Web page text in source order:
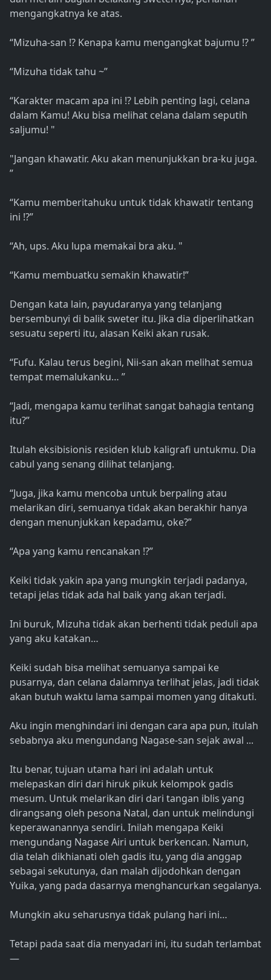
mengangkatnya ke atas.
“Mizuha-san !? Kenapa kamu mengangkat bajumu !? ”
“Mizuha tidak tahu ~”
“Karakter macam apa ini !? Lebih penting lagi, celana
dalam Kamu! Aku bisa melihat celana dalam seputih
saljumu! "
"Jangan khawatir. Aku akan menunjukkan bra-ku juga.
”
“Kamu memberitahuku untuk tidak khawatir tentang
ini !?”
“Ah, ups. Aku lupa memakai bra aku. "
“Kamu membuatku semakin khawatir!”
Dengan kata lain, payudaranya yang telanjang
bersembunyi di balik sweter itu. Jika dia diperlihatkan
sesuatu seperti itu, alasan Keiki akan rusak.
“Fufu. Kalau terus begini, Nii-san akan melihat semua
tempat memalukanku… ”
“Jadi, mengapa kamu terlihat sangat bahagia tentang
itu?”
Itulah eksibisionis residen klub kaligrafi untukmu. Dia
cabul yang senang dilihat telanjang.
“Juga, jika kamu mencoba untuk berpaling atau
melarikan diri, semuanya tidak akan berakhir hanya
dengan menunjukkan kepadamu, oke?”
“Apa yang kamu rencanakan !?”
Keiki tidak yakin apa yang mungkin terjadi padanya,
tetapi jelas tidak ada hal baik yang akan terjadi.
Ini buruk, Mizuha tidak akan berhenti tidak peduli apa
yang aku katakan…
Keiki sudah bisa melihat semuanya sampai ke
pusarnya, dan celana dalamnya terlihat jelas, jadi tidak
akan butuh waktu lama sampai momen yang ditakuti.
Aku ingin menghindari ini dengan cara apa pun, itulah
sebabnya aku mengundang Nagase-san sejak awal ...
Itu benar, tujuan utama hari ini adalah untuk
melepaskan diri dari hiruk pikuk kelompok gadis
mesum. Untuk melarikan diri dari tangan iblis yang
dirangsang oleh pesona Natal, dan untuk melindungi
keperawanannya sendiri. Inilah mengapa Keiki
mengundang Nagase Airi untuk berkencan. Namun,
dia telah dikhianati oleh gadis itu, yang dia anggap
sebagai sekutunya, dan malah dijodohkan dengan
Yuika, yang pada dasarnya menghancurkan segalanya.
Mungkin aku seharusnya tidak pulang hari ini…
Tetapi pada saat dia menyadari ini, itu sudah terlambat
—